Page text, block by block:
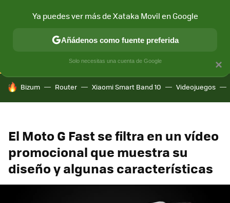
CONECTIVIDAD MÓVIL Y SOCIEDAD APLICACIONES
HOY SE HABLA DE
Bizum Router Xiaomi Smart Band 10 Videojuegos
El Moto G Fast se filtra en un vídeo
promocional que muestra su
diseño y algunas características
×
Ya puedes ver más de Xataka Movil en Google
Añádenos como fuente preferida
Solo necesitas una cuenta de Google